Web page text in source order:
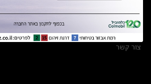
אולמות תצוגה
מרכזי שירות
צור קשר